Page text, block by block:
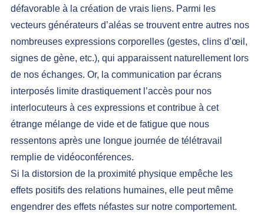
défavorable à la création de vrais liens. Parmi les
vecteurs générateurs d’aléas se trouvent entre autres nos
nombreuses expressions corporelles (gestes, clins d’œil,
signes de gène, etc.), qui apparaissent naturellement lors
de nos échanges. Or, la communication par écrans
interposés limite drastiquement l’accès pour nos
interlocuteurs à ces expressions et contribue à cet
étrange mélange de vide et de fatigue que nous
ressentons après une longue journée de télétravail
remplie de vidéoconférences.
Si la distorsion de la proximité physique empêche les
effets positifs des relations humaines, elle peut même
engendrer des effets néfastes sur notre comportement.